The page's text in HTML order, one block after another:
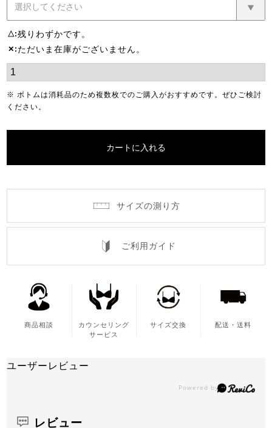
△ 残りわずかです。
✕ ただいま在庫がございません。
※ ボトムは消耗品のため複数枚でのご購入がおすすめです。ぜひご検討
ください。
カートに入れる
サイズの測り方
ご利用ガイド
商品相談
カウンセリング
サービス
サイズ交換 配送・送料
ユーザーレビュー
レビュー